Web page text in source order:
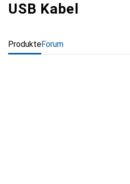
USB Kabel
ProdukteForum